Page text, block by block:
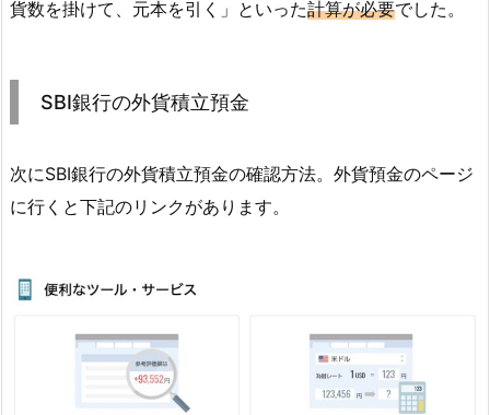
貨数を掛けて、元本を引く」といった計算が必要でした。
SBI銀行の外貨積立預金
次にSBI銀行の外貨積立預金の確認方法。外貨預金のページ
に行くと下記のリンクがあります。